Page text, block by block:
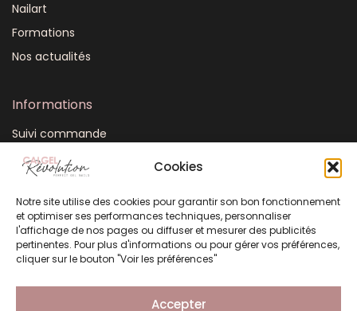
Cookies
Notre site utilise des cookies pour garantir son bon fonctionnement
et optimiser ses performances techniques, personnaliser
l'affichage de nos pages ou diffuser et mesurer des publicités
pertinentes. Pour plus d'informations ou pour gérer vos préférences,
cliquer sur le bouton "Voir les préférences"
Accepter
Nailart
Formations
Nos actualités
Informations
Suivi commande
Mon compte
CGV
FAQ
Plan du site
Mentions légales